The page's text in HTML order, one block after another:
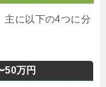
主に以下の4つに分
50万円